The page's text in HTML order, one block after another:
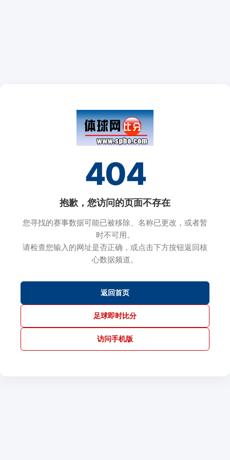
404
抱歉，您访问的页面不存在
您寻找的赛事数据可能已被移除、名称已更改，或者暂
时不可用。
请检查您输入的网址是否正确，或点击下方按钮返回核
心数据频道。
返回首页
足球即时比分
访问手机版